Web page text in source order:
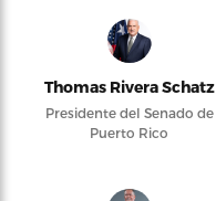
Thomas Rivera Schatz
Presidente del Senado de
Puerto Rico